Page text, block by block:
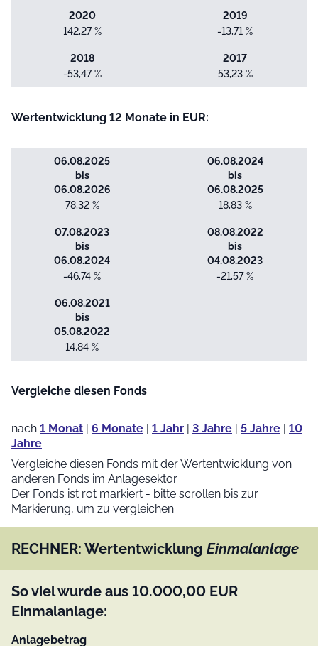
2020
142,27 %
2019
-13,71 %
2018
-53,47 %
2017
53,23 %
Wertentwicklung 12 Monate in EUR:
06.08.2025
bis
06.08.2026
78,32 %
06.08.2024
bis
06.08.2025
18,83 %
07.08.2023
bis
06.08.2024
-46,74 %
08.08.2022
bis
04.08.2023
-21,57 %
06.08.2021
bis
05.08.2022
14,84 %
Vergleiche diesen Fonds
nach 1 Monat | 6 Monate | 1 Jahr | 3 Jahre | 5 Jahre | 10
Jahre
Vergleiche diesen Fonds mit der Wertentwicklung von
anderen Fonds im Anlagesektor.
Der Fonds ist rot markiert - bitte scrollen bis zur
Markierung, um zu vergleichen
RECHNER: Wertentwicklung Einmalanlage
So viel wurde aus 10.000,00 EUR
Einmalanlage:
Anlagebetrag